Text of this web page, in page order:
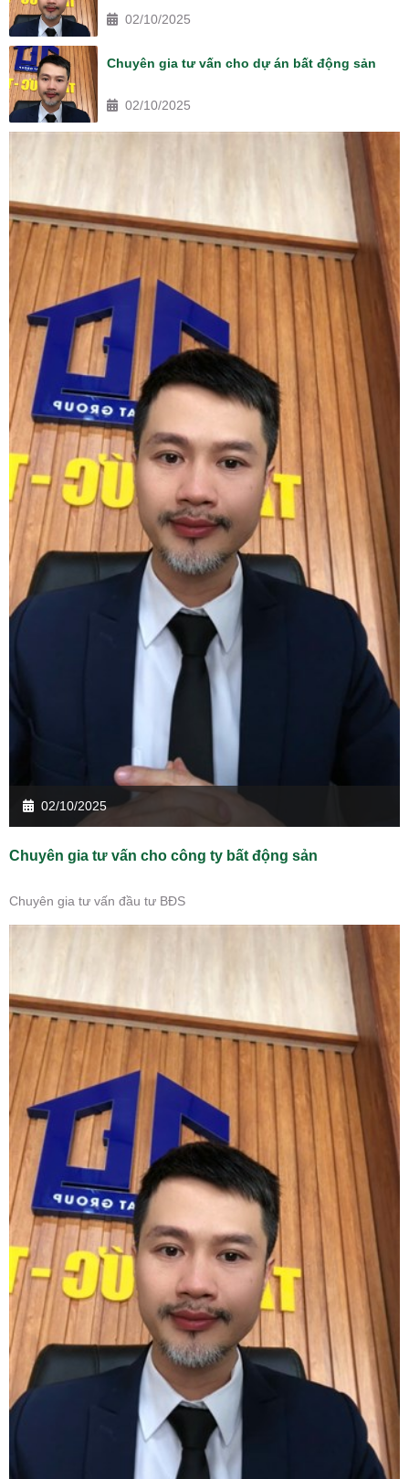
02/10/2025
Chuyên gia tư vấn cho dự án bất động sản
02/10/2025
02/10/2025
Chuyên gia tư vấn cho công ty bất động sản
Chuyên gia tư vấn đầu tư BĐS